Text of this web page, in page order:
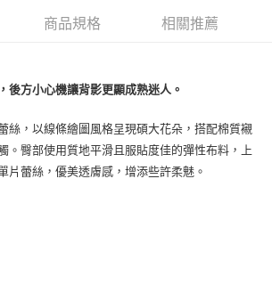
含以上)免運費
含以上)免運費
商品規格 相關推薦
後方小心機讓背影更顯成熟迷人。
絲，以線條繪圖風格呈現碩大花朵，搭配棉質襯
。臀部使用質地平滑且服貼度佳的彈性布料，上
片蕾絲，優美透膚感，增添些許柔魅。